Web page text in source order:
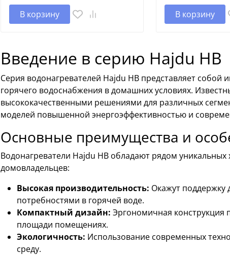
В корзину В корзину
Введение в серию Hajdu HB
Серия водонагревателей Hajdu HB представляет
горячего водоснабжения в домашних условиях.
высококачественными решениями для различных
моделей повышенной энергоэффективностью и
Основные преимущества и
Водонагреватели Hajdu HB обладают рядом
домовладельцев:
Высокая производительность: Окажут
потребностями в горячей воде.
Компактный дизайн: Эргономичная конструкция
площади помещениях.
Экологичность: Использование современных
среду.